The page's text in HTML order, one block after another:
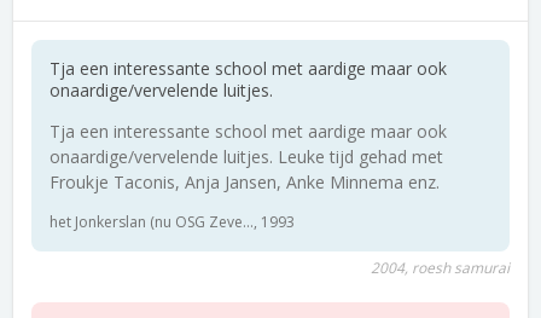
Tja een interessante school met aardige maar ook
onaardige/vervelende luitjes.
Tja een interessante school met aardige maar ook
onaardige/vervelende luitjes. Leuke tijd gehad met
Froukje Taconis, Anja Jansen, Anke Minnema enz.
het Jonkerslan (nu OSG Zeve..., 1993
2004, roesh samurai